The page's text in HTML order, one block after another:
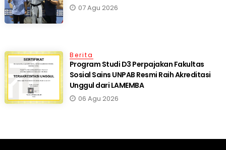
07 Agu 2026
Berita
Program Studi D3 Perpajakan Fakultas
Sosial Sains UNPAB Resmi Raih Akreditasi
Unggul dari LAMEMBA
06 Agu 2026